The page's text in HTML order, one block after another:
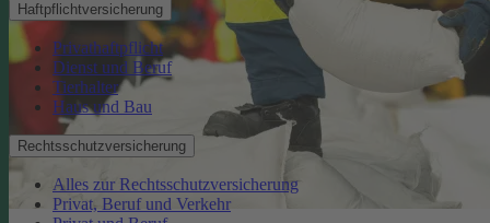
Haftpflichtversicherung
Privathaftpflicht
Dienst und Beruf
Tierhalter
Haus und Bau
Rechtsschutzversicherung
Alles zur Rechtsschutzversicherung
Privat, Beruf und Verkehr